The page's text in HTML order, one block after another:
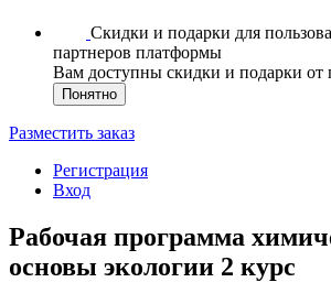
Скидки и подарки для
партнеров платформы
Вам доступны скидки и подарки от
Понятно
Разместить заказ
Регистрация
Вход
Рабочая программа
основы экологии 2 курс